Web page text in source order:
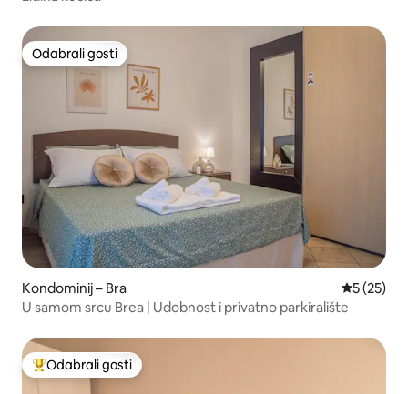
Odabrali gosti
Odabrali gosti
Kondominij – Bra Prosječna
5 (25)
U samom srcu Brea | Udobnost i privatno parkiralište
Među najviše rangiranima s oznakom „Odabrali gosti”
Odabrali gosti